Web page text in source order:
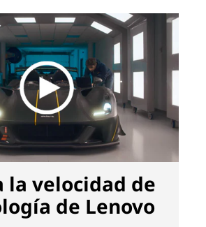
la velocidad de
de Lenovo